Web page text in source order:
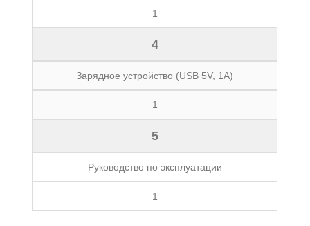
1
4
Зарядное устройство (USB 5V, 1A)
1
5
Руководство по эксплуатации
1